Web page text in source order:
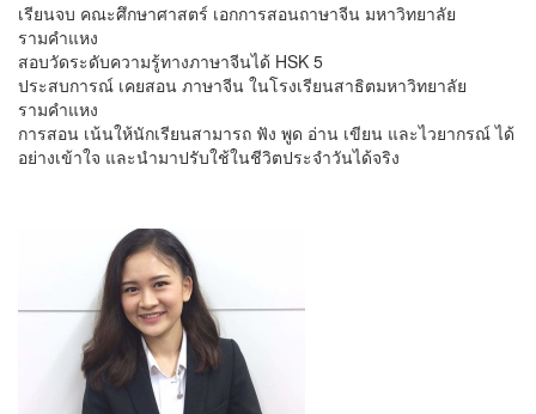
เรียนจบ คณะศึกษาศาสตร์ เอกการสอนถาษาจีน มหาวิทยาลัย
รามคำแหง
สอบวัดระดับความรู้ทางภาษาจีนได้ HSK 5
ประสบการณ์ เคยสอน ภาษาจีน ในโรงเรียนสาธิตมหาวิทยาลัย
รามคำแหง
การสอน เน้นให้นักเรียนสามารถ ฟัง พูด อ่าน เขียน และไวยากรณ์ ได้
อย่างเข้าใจ และนำมาปรับใช้ในชีวิตประจำวันได้จริง